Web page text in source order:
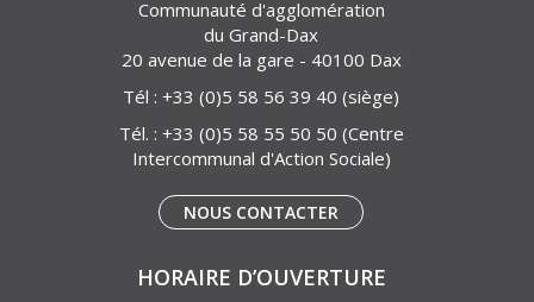
Communauté d'agglomération
du Grand-Dax
20 avenue de la gare - 40100 Dax
Tél : +33 (0)5 58 56 39 40 (siège)
Tél. : +33 (0)5 58 55 50 50 (Centre
Intercommunal d'Action Sociale)
NOUS CONTACTER
HORAIRE D’OUVERTURE